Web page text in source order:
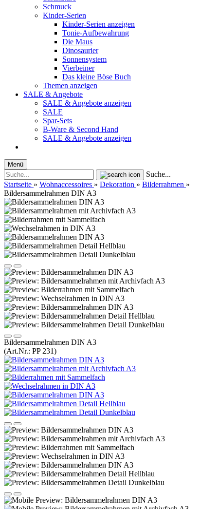
Schmuck
Kinder-Serien
Kinder-Serien anzeigen
Tonie-Aufbewahrung
Die Maus
Dinosaurier
Sonnensystem
Vierbeiner
Das kleine Böse Buch
Themen anzeigen
SALE & Angebote
SALE & Angebote anzeigen
SALE
Spar-Sets
B-Ware & Second Hand
SALE & Angebote anzeigen
Menü
Suche...
Startseite » Wohnaccessoires » Dekoration » Bilderrahmen »
Bildersammelrahmen DIN A3
Bildersammelrahmen DIN A3
(Art.Nr.: PP 231)